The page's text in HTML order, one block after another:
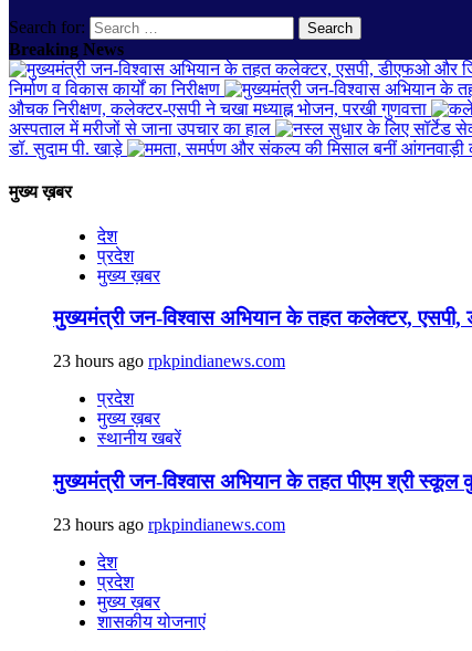
Search for:
Breaking News
निर्माण व विकास कार्यों का निरीक्षण
औचक निरीक्षण, कलेक्टर-एसपी ने चखा मध्याह्न भोजन, परखी गुणवत्ता
अस्पताल में मरीजों से जाना उपचार का हाल
डॉ. सुदाम पी. खाड़े
मुख्य ख़बर
देश
प्रदेश
मुख्य ख़बर
मुख्यमंत्री जन-विश्वास अभियान के तहत कलेक्टर, एसपी,
23 hours ago rpkpindianews.com
प्रदेश
मुख्य ख़बर
स्थानीय खबरें
मुख्यमंत्री जन-विश्वास अभियान के तहत पीएम श्री
23 hours ago rpkpindianews.com
देश
प्रदेश
मुख्य ख़बर
शासकीय योजनाएं